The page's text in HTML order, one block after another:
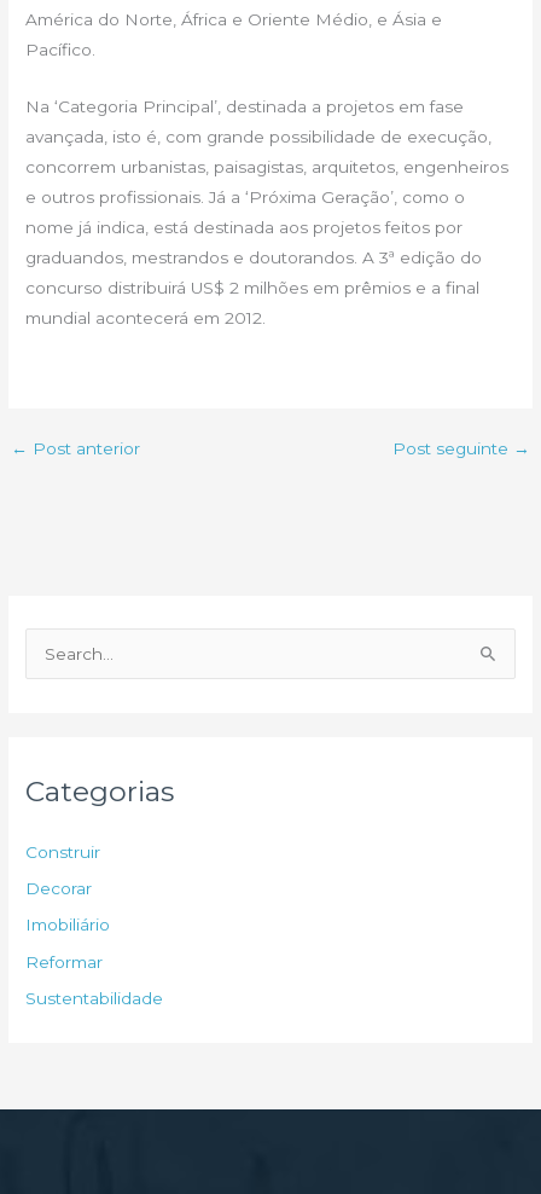
América do Norte, África e Oriente Médio, e Ásia e
Pacífico.
Na ‘Categoria Principal’, destinada a projetos em fase
avançada, isto é, com grande possibilidade de execução,
concorrem urbanistas, paisagistas, arquitetos, engenheiros
e outros profissionais. Já a ‘Próxima Geração’, como o
nome já indica, está destinada aos projetos feitos por
graduandos, mestrandos e doutorandos. A 3ª edição do
concurso distribuirá US$ 2 milhões em prêmios e a final
mundial acontecerá em 2012.
← Post anterior Post seguinte →
e
p
o
r
Categorias
Construir
Decorar
Imobiliário
Reformar
Sustentabilidade